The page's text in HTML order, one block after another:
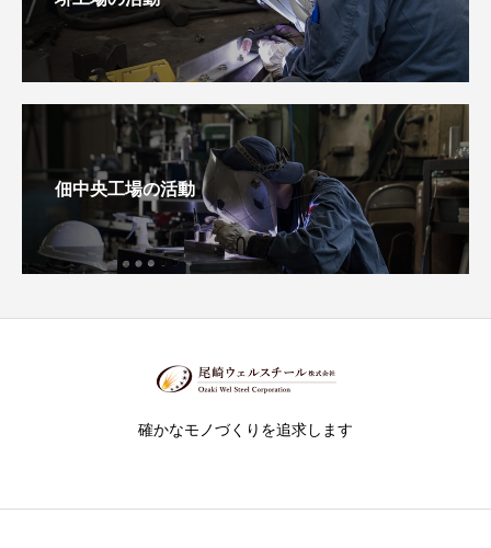
佃中央工場の活動
確かなモノづくりを追求します